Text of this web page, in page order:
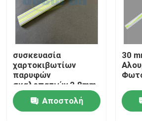
Φωτοφωταυγή σημάδια
Φωτοφωταύγεια Μύτη Σκάλας
Φωτοφωταύγεια Σήμανση
συσκευασία
χαρτοκιβωτίων
παρυφών
σκαλοπατιών 2.8mm
φωτοφωταυγής
αντιολισθητική
Αποστολή
30